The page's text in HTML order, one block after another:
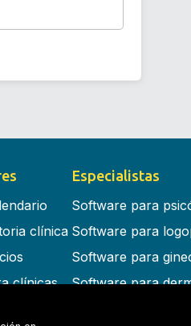
clínica
clínicas
Especialistas
Software para
Software para
Software para
Software para